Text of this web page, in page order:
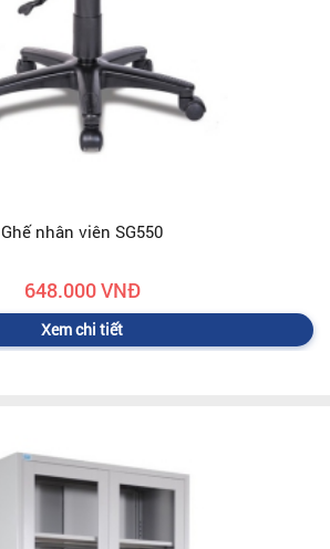
Ghế nhân viên SG550
648.000 VNĐ
Xem chi tiết